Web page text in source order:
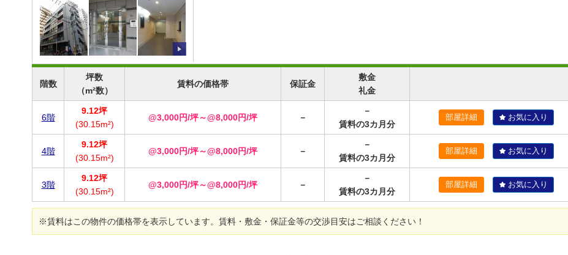
階数
坪数
（m²数）
賃料の価格帯 保証金
敷金
礼金
6階
9.12坪
(30.15m²)
@3,000円/坪～@8,000円/坪 －
－
賃料の3カ月分
部屋詳細 お気に入り
4階
9.12坪
(30.15m²)
@3,000円/坪～@8,000円/坪 －
－
賃料の3カ月分
部屋詳細 お気に入り
3階
9.12坪
(30.15m²)
@3,000円/坪～@8,000円/坪 －
－
賃料の3カ月分
部屋詳細 お気に入り
※賃料はこの物件の価格帯を表示しています。賃料・敷金・保証金等の交渉目安はご相談ください！